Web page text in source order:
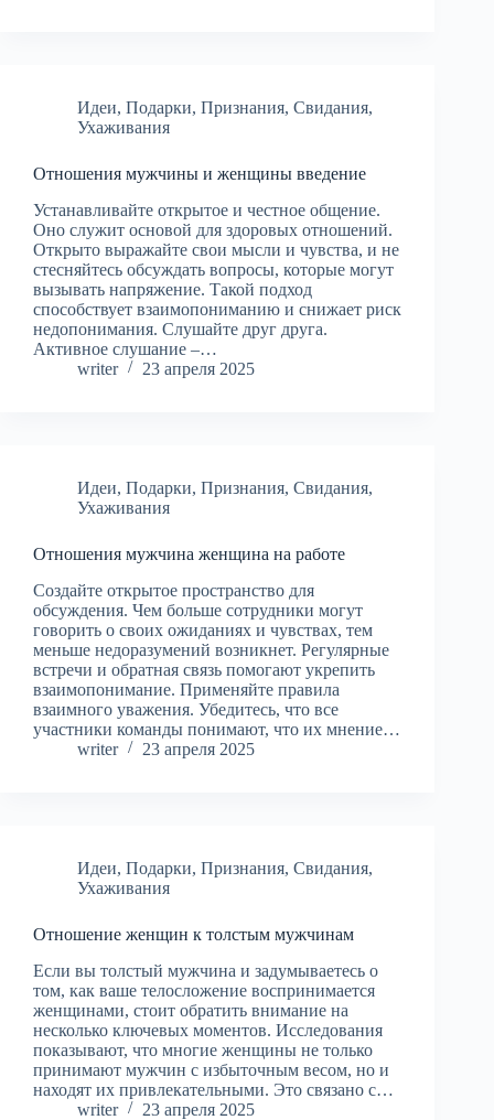
Идеи, Подарки, Признания, Свидания,
Ухаживания
Отношения мужчины и женщины введение
Устанавливайте открытое и честное общение.
Оно служит основой для здоровых отношений.
Открыто выражайте свои мысли и чувства, и не
стесняйтесь обсуждать вопросы, которые могут
вызывать напряжение. Такой подход
способствует взаимопониманию и снижает риск
недопонимания. Слушайте друг друга.
Активное слушание –…
writer
23 апреля 2025
Идеи, Подарки, Признания, Свидания,
Ухаживания
Отношения мужчина женщина на работе
Создайте открытое пространство для
обсуждения. Чем больше сотрудники могут
говорить о своих ожиданиях и чувствах, тем
меньше недоразумений возникнет. Регулярные
встречи и обратная связь помогают укрепить
взаимопонимание. Применяйте правила
взаимного уважения. Убедитесь, что все
участники команды понимают, что их мнение…
writer
23 апреля 2025
Идеи, Подарки, Признания, Свидания,
Ухаживания
Отношение женщин к толстым мужчинам
Если вы толстый мужчина и задумываетесь о
том, как ваше телосложение воспринимается
женщинами, стоит обратить внимание на
несколько ключевых моментов. Исследования
показывают, что многие женщины не только
принимают мужчин с избыточным весом, но и
находят их привлекательными. Это связано с…
writer
23 апреля 2025